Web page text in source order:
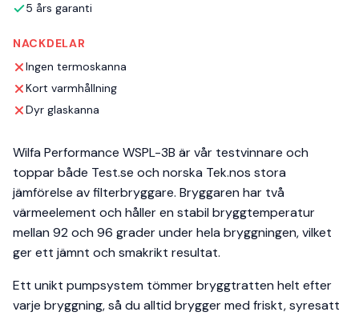
5 års garanti
NACKDELAR
Ingen termoskanna
Kort varmhållning
Dyr glaskanna
Wilfa Performance WSPL-3B är vår testvinnare och
toppar både Test.se och norska Tek.nos stora
jämförelse av filterbryggare. Bryggaren har två
värmeelement och håller en stabil bryggtemperatur
mellan 92 och 96 grader under hela bryggningen, vilket
ger ett jämnt och smakrikt resultat.
Ett unikt pumpsystem tömmer bryggtratten helt efter
varje bryggning, så du alltid brygger med friskt, syresatt